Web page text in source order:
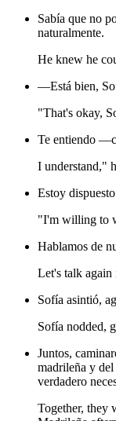
Sabía que no
naturalmente.
He knew he
—Está bien,
"That's okay,
Te entiendo
I understand,"
Estoy
"I'm willing to
Hablamos de
Let's talk
Sofía asintió,
Sofía nodded,
Juntos,
madrileña y del
verdadero
Together, they